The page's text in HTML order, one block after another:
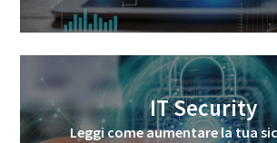
IT Security
Leggi come aumentare la tua